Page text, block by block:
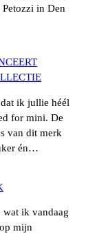
in Den
ik jullie héél
for mini. De
van dit merk
én…
ik vandaag
mijn